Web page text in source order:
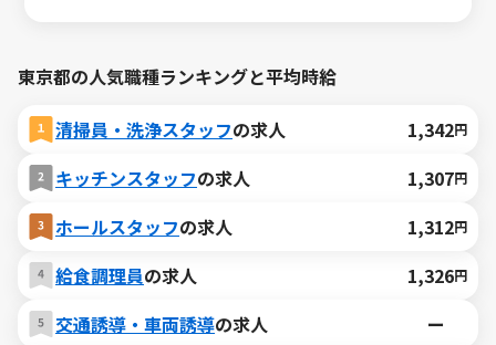
東京都の人気職種ランキングと平均時給
清掃員・洗浄スタッフの求人 1,342円
キッチンスタッフの求人 1,307円
ホールスタッフの求人 1,312円
給食調理員の求人 1,326円
交通誘導・車両誘導の求人
ー